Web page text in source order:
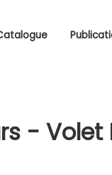
- Volet